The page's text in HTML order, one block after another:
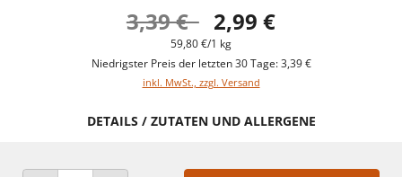
3,39 € 2,99 €
59,80 €/1 kg
Niedrigster Preis der letzten 30 Tage: 3,39 €
inkl. MwSt., zzgl. Versand
DETAILS / ZUTATEN UND ALLERGENE